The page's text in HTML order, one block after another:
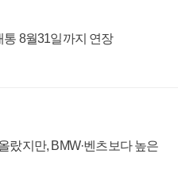
통 8월31일까지 연장
랐지만, BMW·벤츠보다 높은